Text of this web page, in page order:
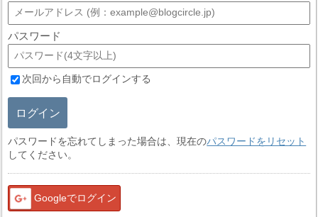
パスワード
次回から自動でログインする
ログイン
パスワードを忘れてしまった場合は、現在のパスワードをリセット
してください。
Googleでログイン